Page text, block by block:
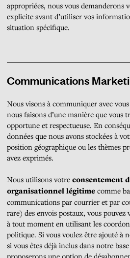
appropriées, nous vous demanderons
explicite avant d’utiliser vos
situation spécifique.
Communications
Nous visons à communiquer avec
nous faisons d’une manière que vous
opportune et respectueuse. En
données que nous avons stockées à
position géographique ou les thèmes
avez exprimés.
Nous utilisons votre consentement
organisationnel légitimecomme
communications par courrier et par
rare) des envois postaux, vous pouvez
à tout moment en utilisant les
politique. Si vous voulez être ajouté à
si vous êtes déjà inclus dans notre
proposerons une option de